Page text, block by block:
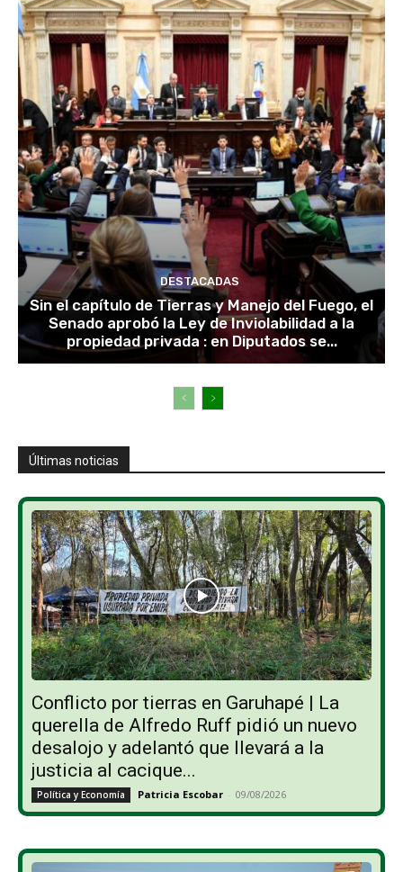
DESTACADAS
Sin el capítulo de Tierras y Manejo del Fuego, el
Senado aprobó la Ley de Inviolabilidad a la
propiedad privada : en Diputados se...
Últimas noticias
Conflicto por tierras en Garuhapé | La
querella de Alfredo Ruff pidió un nuevo
desalojo y adelantó que llevará a la
justicia al cacique...
Política y Economía Patricia Escobar - 09/08/2026